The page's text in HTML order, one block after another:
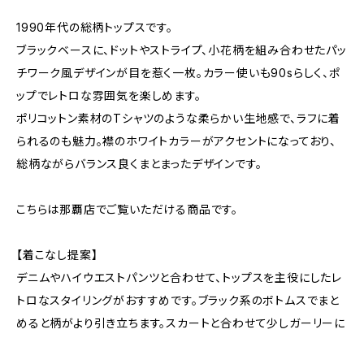
1990年代の総柄トップスです。
ブラックベースに、ドットやストライプ、小花柄を組み合わせたパッ
チワーク風デザインが目を惹く一枚。カラー使いも90sらしく、ポ
ップでレトロな雰囲気を楽しめます。
ポリコットン素材のTシャツのような柔らかい生地感で、ラフに着
られるのも魅力。襟のホワイトカラーがアクセントになっており、
総柄ながらバランス良くまとまったデザインです。
こちらは那覇店でご覧いただける商品です。
【着こなし提案】
デニムやハイウエストパンツと合わせて、トップスを主役にしたレ
トロなスタイリングがおすすめです。ブラック系のボトムスでまと
めると柄がより引き立ちます。スカートと合わせて少しガーリーに